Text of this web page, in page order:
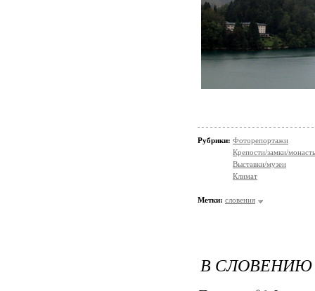
Рубрики: Фоторепортажи
Крепости/замки/
Выставки/музеи
Климат
Метки: словения
В СЛОВЕНИЮ